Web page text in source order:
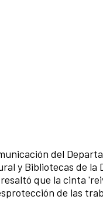
del
y Bibliotecas de la
que la cinta
de las